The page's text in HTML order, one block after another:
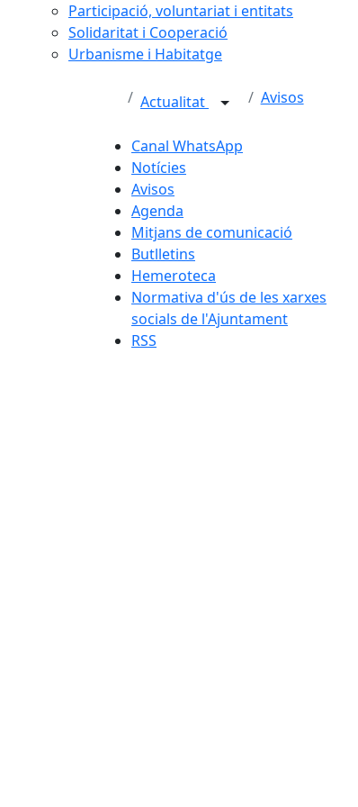
Participació, voluntariat i entitats
Solidaritat i Cooperació
Urbanisme i Habitatge
Actualitat Avisos
Canal WhatsApp
Notícies
Avisos
Agenda
Mitjans de comunicació
Butlletins
Hemeroteca
Normativa d'ús de les xarxes
socials de l'Ajuntament
RSS